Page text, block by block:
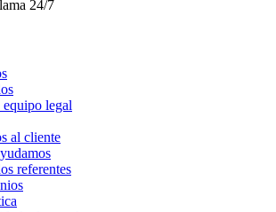
24/7
legal
al cliente
referentes